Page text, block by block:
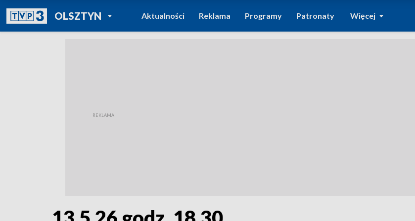
OLSZTYNPOWRÓT DO
TVP REGIONY
Aktualności Reklama Programy Patronaty Więcej